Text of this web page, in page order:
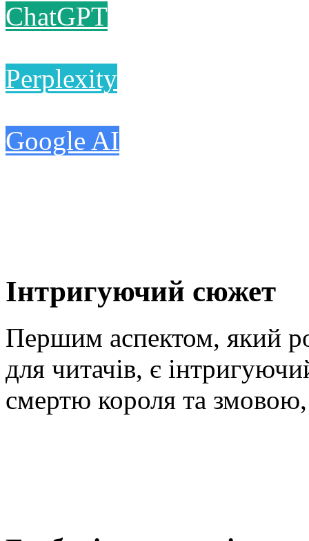
ChatGPT
Perplexity
Google AI
Інтригуючий сюжет
Першим аспектом, який
для читачів, є
смертю короля та